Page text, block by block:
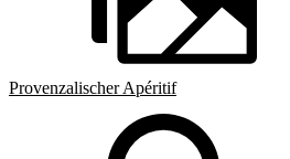
Provenzalischer Apéritif